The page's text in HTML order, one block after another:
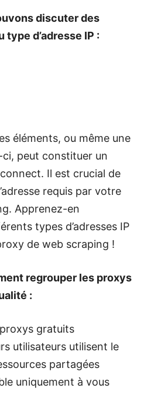
discuter des
d’adresse IP :
éléments, ou même une
peut constituer un
Il est crucial de
requis par votre
Apprenez-en
types d’adresses IP
de web scraping !
regrouper les proxys
:
gratuits
utilisateurs utilisent le
partagées
uniquement à vous